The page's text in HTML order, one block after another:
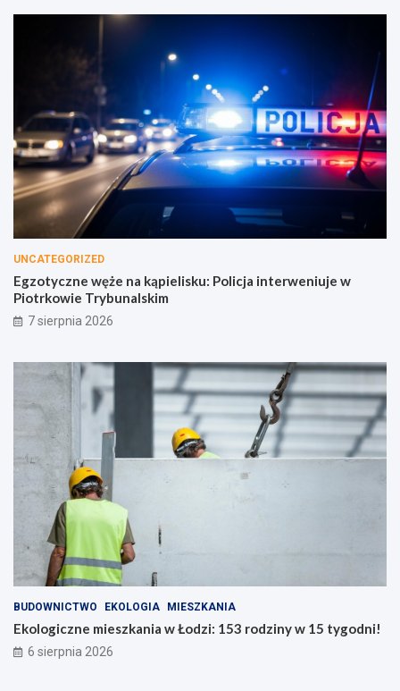
UNCATEGORIZED
Egzotyczne węże na kąpielisku: Policja interweniuje w
Piotrkowie Trybunalskim
7 sierpnia 2026
BUDOWNICTWO EKOLOGIA MIESZKANIA
Ekologiczne mieszkania w Łodzi: 153 rodziny w 15 tygodni!
6 sierpnia 2026